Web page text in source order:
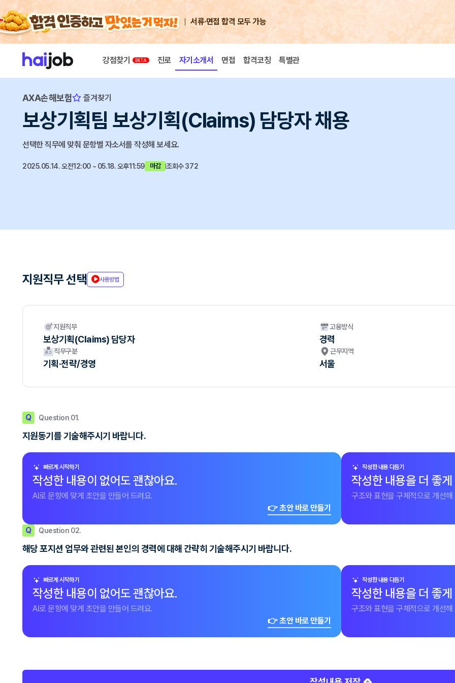
서류·면접 합격 모두 가능
강점찾기 진로 자기소개서 면접 합격코칭 특별관
AXA손해보험 즐겨찾기
보상기획팀 보상기획(Claims) 담당자 채용
선택한 직무에 맞춰 문항별 자소서를 작성해 보세요.
2025.05.14. 오전12:00 ~ 05.18. 오후11:59 마감 조회수 372
지원직무 선택 사용방법
지원직무
보상기획(Claims) 담당자
고용방식
경력
직무구분
기획·전략/경영
근무지역
서울
Q Question 01.
지원동기를 기술해주시기 바랍니다.
빠르게 시작하기
작성한 내용이 없어도 괜찮아요.
AI로 문항에 맞게 초안을 만들어 드려요.
👉 초안 바로 만들기
작성한 내용 다듬기
작성한 내용을 더 좋
구조와 표현을 구체적으로 개선해
Q Question 02.
해당 포지션 업무와 관련된 본인의 경력에 대해 간략히 기술해주시기 바랍니다.
빠르게 시작하기
작성한 내용이 없어도 괜찮아요.
AI로 문항에 맞게 초안을 만들어 드려요.
👉 초안 바로 만들기
작성한 내용 다듬기
작성한 내용을 더 좋
구조와 표현을 구체적으로 개선해